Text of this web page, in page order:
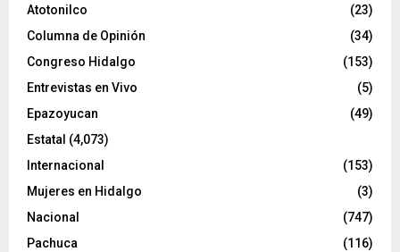
Atotonilco
(23)
Columna de Opinión
(34)
Congreso Hidalgo
(153)
Entrevistas en Vivo
(5)
Epazoyucan
(49)
Estatal (4,073)
Internacional
(153)
Mujeres en Hidalgo
(3)
Nacional
(747)
Pachuca
(116)